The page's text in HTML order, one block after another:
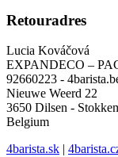
Retouradres
Lucia Kováčová
EXPANDECO –
92660223 -
Nieuwe Weerd 22
3650 Dilsen -
Belgium
4barista.sk |